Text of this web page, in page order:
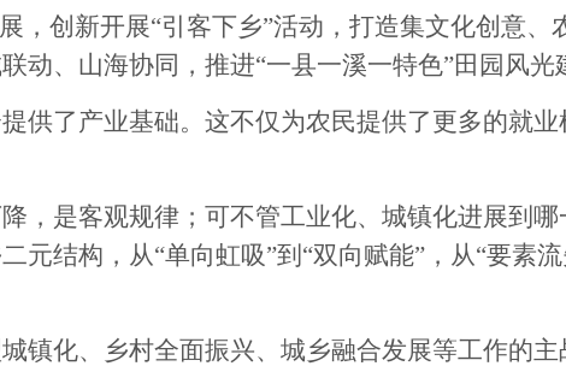
创新开展“引客下乡”活动，打造集文化创意、
动、山海协同，推进“一县一溪一特色”田园风
了产业基础。这不仅为农民提供了更多的就业
是客观规律；可不管工业化、城镇化进展到哪
元结构，从“单向虹吸”到“双向赋能”，从“要素
化、乡村全面振兴、城乡融合发展等工作的主